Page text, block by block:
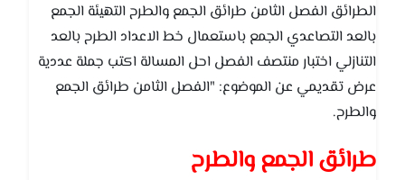
الطرائق الفصل الثامن طرائق الجمع والطرح التهيئة الجمع
بالعد التصاعدي الجمع باستعمال خط الاعداد الطرح بالعد
التنازلي اختبار منتصف الفصل احل المسالة اكتب جملة عددية
عرض تقديمي عن الموضوع: "الفصل الثامن طرائق الجمع
والطرح.
طرائق الجمع والطرح